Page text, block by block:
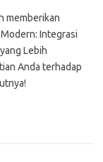
memberikan
Integrasi
Lebih
Anda terhadap